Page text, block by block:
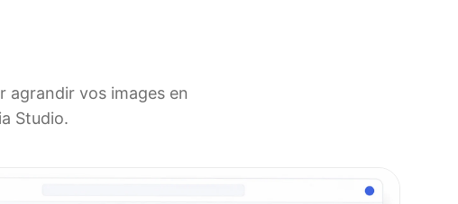
agrandir vos images en
Studio.